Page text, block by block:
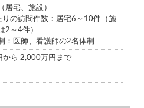
居宅、施設）
りの訪問件数：居宅6～10件（施
2～4件）
：医師、看護師の2名体制
から 2,000万円まで